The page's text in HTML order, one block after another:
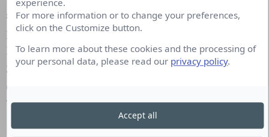
spécialisée (et très douée !) pour réaliser des
petites vidéos corporate (« Soirée des voeux » – «
Merci aux 820 membres du Club » – « Janvier
2017 / Juin 2017 ») que nous diffusons largement
et que nous boostons sur les réseaux sociaux. Effet
Waouu garanti !
experience.
For more information or to change your preferences,
click on the Customize button.
To learn more about these cookies and the processing of
your personal data, please read our privacy policy.
Accept all